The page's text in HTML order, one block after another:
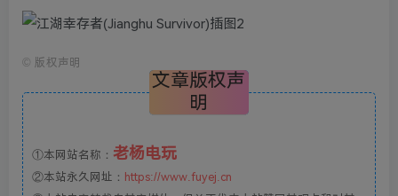
© 版权声明
文章版权声
明
①本网站名称： 老杨电玩
②本站永久网址： https://www.fuyej.cn